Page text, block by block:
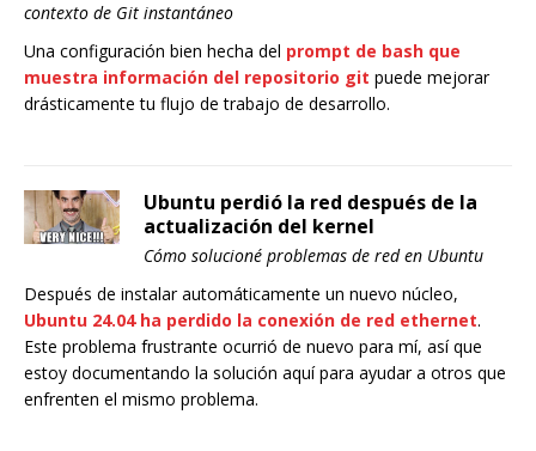
contexto de Git instantáneo
Una configuración bien hecha del prompt de bash que
muestra información del repositorio git puede mejorar
drásticamente tu flujo de trabajo de desarrollo.
Ubuntu perdió la red después de la
actualización del kernel
Cómo solucioné problemas de red en Ubuntu
Después de instalar automáticamente un nuevo núcleo,
Ubuntu 24.04 ha perdido la conexión de red ethernet.
Este problema frustrante ocurrió de nuevo para mí, así que
estoy documentando la solución aquí para ayudar a otros que
enfrenten el mismo problema.